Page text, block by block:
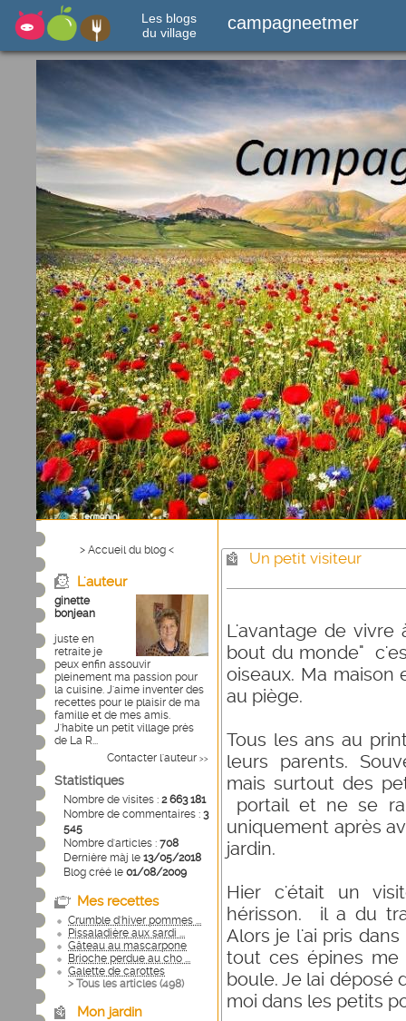
Les blogs
du village
campagneetmer
> Accueil du blog <
L'auteur
ginette
bonjean
juste en
retraite je
peux enfin assouvir
pleinement ma passion pour
la cuisine. J'aime inventer des
recettes pour le plaisir de ma
famille et de mes amis.
J'habite un petit village près
de La R...
Contacter l'auteur >>
Statistiques
Nombre de visites : 2 663 181
Nombre de commentaires : 3
545
Nombre d'articles : 708
Dernière màj le 13/05/2018
Blog créé le 01/08/2009
Mes recettes
Crumble d'hiver pommes ...
Pissaladière aux sardi ...
Gâteau au mascarpone
Brioche perdue au cho ...
Galette de carottes
> Tous les articles (498)
Mon jardin
Un petit visiteur
L'avantage de
bout du monde"
oiseaux. Ma
au piège.
Tous les ans au
leurs parents.
mais surtout des
portail et ne se
uniquement après
jardin.
Hier c'était un
hérisson. il a du
Alors je l'ai pris
tout ces épines
boule. Je lai déposé
moi dans les petits